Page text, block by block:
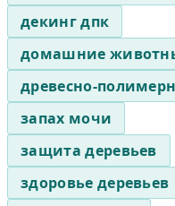
декинг дпк
домашние
древесно-
запах мочи
защита деревьев
здоровье деревьев